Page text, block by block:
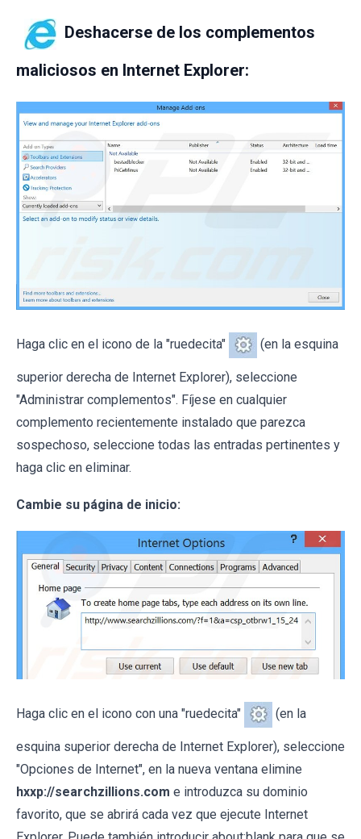
Deshacerse de los complementos
maliciosos en Internet Explorer:
Haga clic en el icono de la "ruedecita" (en la esquina
superior derecha de Internet Explorer), seleccione
"Administrar complementos". Fíjese en cualquier
complemento recientemente instalado que parezca
sospechoso, seleccione todas las entradas pertinentes y
haga clic en eliminar.
Cambie su página de inicio:
Haga clic en el icono con una "ruedecita" (en la
esquina superior derecha de Internet Explorer), seleccione
"Opciones de Internet", en la nueva ventana elimine
hxxp://searchzillions.com e introduzca su dominio
favorito, que se abrirá cada vez que ejecute Internet